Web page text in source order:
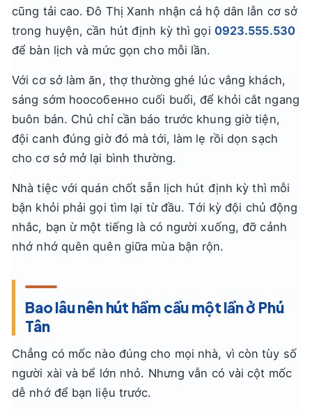
cũng tải cao. Đô Thị Xanh nhận cả hộ dân lẫn cơ sở
trong huyện, cần hút định kỳ thì gọi 0923.555.530
để bàn lịch và mức gọn cho mỗi lần.
Với cơ sở làm ăn, thợ thường ghé lúc vắng khách,
sáng sớm hoособенно cuối buổi, để khỏi cắt ngang
buôn bán. Chủ chỉ cần báo trước khung giờ tiện,
đội canh đúng giờ đó mà tới, làm lẹ rồi dọn sạch
cho cơ sở mở lại bình thường.
Nhà tiệc với quán chốt sẵn lịch hút định kỳ thì mỗi
bận khỏi phải gọi tìm lại từ đầu. Tới kỳ đội chủ động
nhắc, bạn ừ một tiếng là có người xuống, đỡ cảnh
nhớ nhớ quên quên giữa mùa bận rộn.
Bao lâu nên hút hầm cầu một lần ở Phú
Tân
Chẳng có mốc nào đúng cho mọi nhà, vì còn tùy số
người xài và bể lớn nhỏ. Nhưng vẫn có vài cột mốc
dễ nhớ để bạn liệu trước.